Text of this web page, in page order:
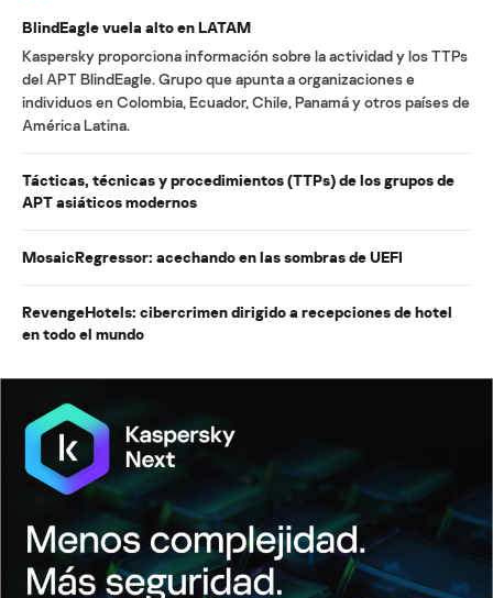
BlindEagle vuela alto en LATAM
Kaspersky proporciona información sobre la actividad y los TTPs
del APT BlindEagle. Grupo que apunta a organizaciones e
individuos en Colombia, Ecuador, Chile, Panamá y otros países de
América Latina.
Tácticas, técnicas y procedimientos (TTPs) de los grupos de
APT asiáticos modernos
MosaicRegressor: acechando en las sombras de UEFI
RevengeHotels: cibercrimen dirigido a recepciones de hotel
en todo el mundo